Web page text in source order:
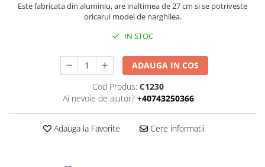
Este fabricata din aluminiu, are inaltimea de 27 cm si se potriveste
oricarui model de narghilea.
IN STOC
ADAUGA IN COS
Cod Produs: C1230
Ai nevoie de ajutor? +40743250366
Adauga la Favorite Cere informatii